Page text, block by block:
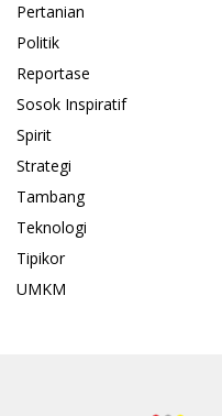
Pertanian
Politik
Reportase
Sosok Inspiratif
Spirit
Strategi
Tambang
Teknologi
Tipikor
UMKM